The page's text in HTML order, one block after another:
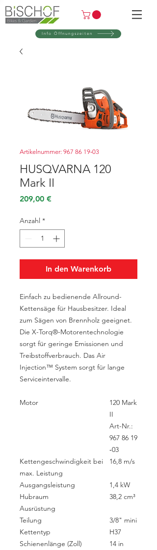
Info Öffnungszeiten
Artikelnummer: 967 86 19‑03
HUSQVARNA 120
Mark II
209,00 €Preis
Anzahl *
In den Warenkorb
Einfach zu bedienende Allround-
Kettensäge für Hausbesitzer. Ideal
zum Sägen von Brennholz geeignet.
Die X-Torq®-Motorentechnologie
sorgt für geringe Emissionen und
Treibstoffverbrauch. Das Air
Injection™ System sorgt für lange
Serviceintervalle.
Motor
120 Mark
II
Art-Nr.:
967 86 19
‑03
Kettengeschwindigkeit bei
max. Leistung
16,8 m/s
Ausgangsleistung
1,4 kW
Hubraum
38,2 cm³
Ausrüstung
Teilung
3/8" mini
Kettentyp
H37
Schienenlänge (Zoll)
14 in